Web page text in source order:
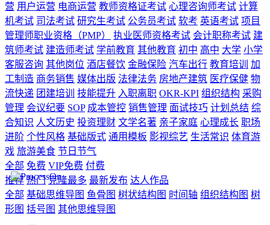
营 用户运营 电商运营 教师资格证考试 心理咨询师考试 计算
机考试 司法考试 研究生考试 公务员考试 软考 英语考试 项目
管理师职业资格（PMP）
执业医师资格考试 会计职称考试 建
筑师考试 建造师考试 学前教育 其他教育 初中 高中 大学 小学
客服咨询 其他岗位 酒店餐饮 金融保险 汽车出行 教育培训
加
工制造 商务销售 媒体出版 法律法务 房地产建筑 医疗保健 物
流快递 团建培训 技能提升 入职离职 OKR-KPI 组织结构 采购
管理 会议纪要 SOP 成本管控 销售管理 面试技巧 计划总结 综
合知识 人文历史 投资理财 文学名著 亲子家庭 心理成长 职场
进阶 个性风格 基础版式 通用模板 影视综艺 生活常识 体育游
戏 旅游美食 节日节气
全部 免费 VIP免费 付费
推荐 热门 克隆最多 最新发布 达人作品
全部 基础思维导图 鱼骨图 树状结构图 时间轴 组织结构图 树
形图 括号图 其他思维导图